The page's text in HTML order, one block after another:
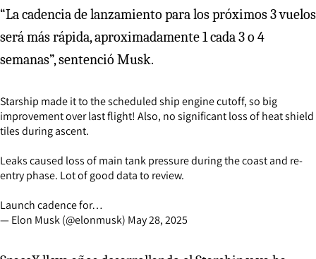
“La cadencia de lanzamiento para los próximos 3 vuelos
será más rápida, aproximadamente 1 cada 3 o 4
semanas”, sentenció Musk.
Starship made it to the scheduled ship engine cutoff, so big
improvement over last flight! Also, no significant loss of heat shield
tiles during ascent.
Leaks caused loss of main tank pressure during the coast and re-
entry phase. Lot of good data to review.
Launch cadence for…
— Elon Musk (@elonmusk) May 28, 2025